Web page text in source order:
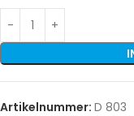
Artikelnummer: D 803